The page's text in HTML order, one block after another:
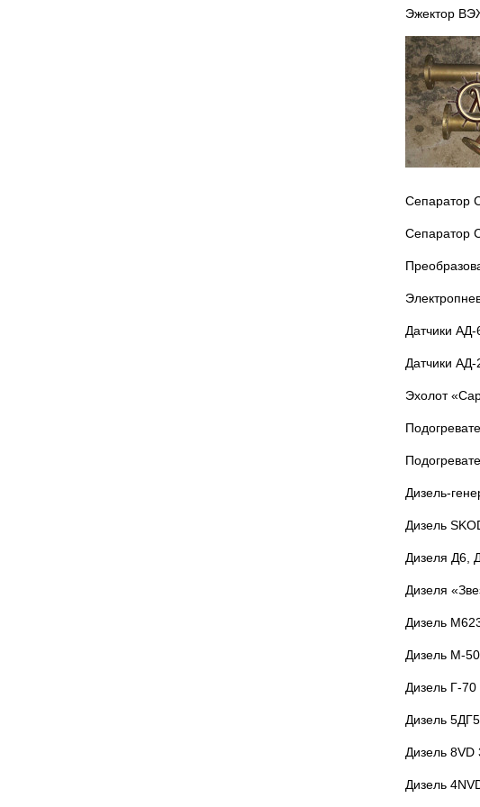
Эжектор
Сепаратор
Сепаратор
Датчики
Датчики
Эхолот
Дизель-
Дизель
Дизеля Д6,
Дизеля
Дизель
Дизель М-
Дизель Г-70
Дизель
Дизель 8VD
Дизель